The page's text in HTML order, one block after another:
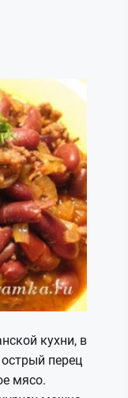
кухни, в
перец
мясо.